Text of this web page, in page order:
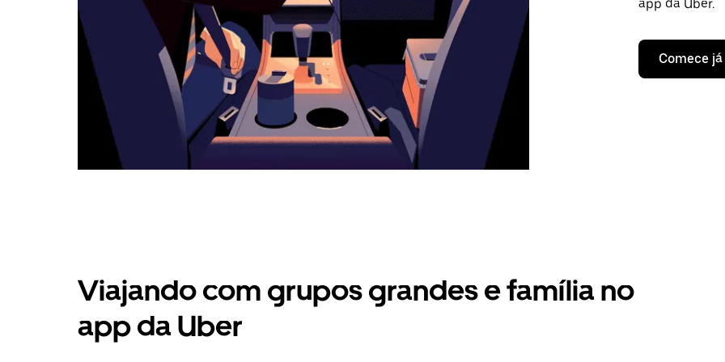
app da Uber.
Comece já
Viajando com grupos grandes e família no
app da Uber